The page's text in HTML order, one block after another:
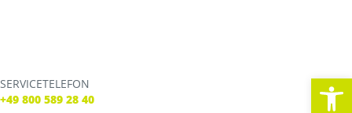
SERVICETELEFON
+49 800 589 28 40
SERVICE TELEFON
+49 800 589 28 40